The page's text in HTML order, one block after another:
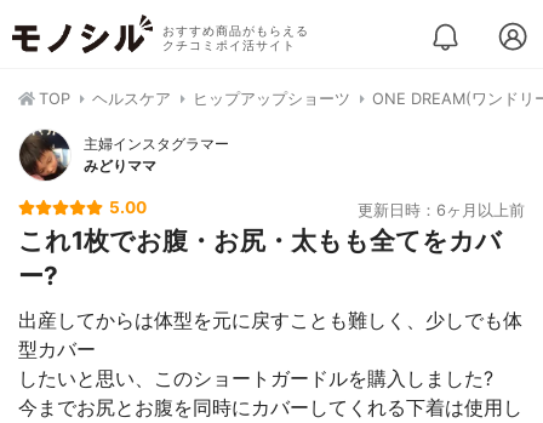
おすすめ商品がもらえる
クチコミポイ活サイト
TOP ヘルスケア ヒップアップショーツ ONE DREAM(ワンドリ
主婦インスタグラマー
みどりママ
5.00 更新日時：6ヶ月以上前
これ1枚でお腹・お尻・太もも全てをカバ
ー?
出産してからは体型を元に戻すことも難しく、少しでも体
型カバー
したいと思い、このショートガードルを購入しました?
今までお尻とお腹を同時にカバーしてくれる下着は使用し